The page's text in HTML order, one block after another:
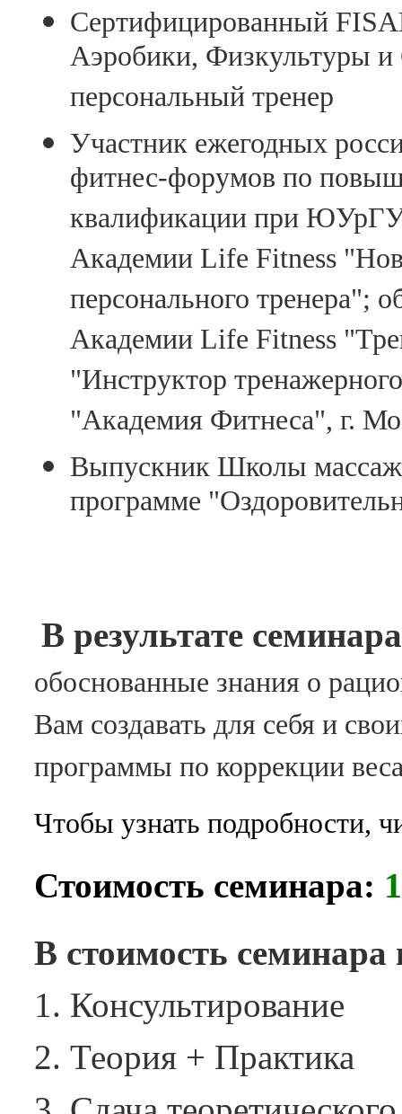
Сертифицированный
Аэробики, Физкультуры и
персональный тренер
Участник ежегодных
фитнес-форумов по
квалификации при
Академии Life Fitness
персонального тренера";
Академии Life Fitness
"Инструктор
"Академия Фитнеса", г.
Выпускник Школы
программе
В результате
обоснованные знания о
Вам создавать для себя и
программы по коррекции
Чтобы узнать подробности,
Стоимость семинара:
В стоимость семинара
Консультирование
Теория + Практика